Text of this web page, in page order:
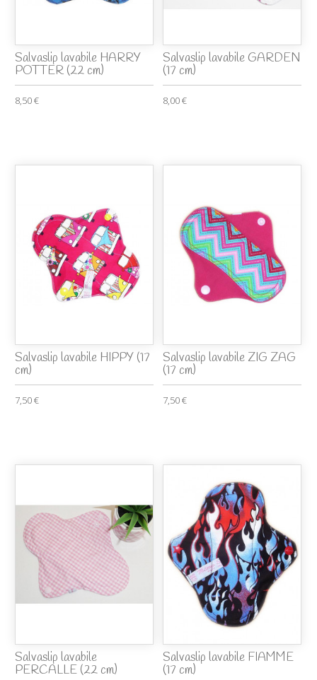
Salvaslip lavabile HARRY
POTTER (22 cm)
8,50 €
Salvaslip lavabile GARDEN
(17 cm)
8,00 €
Salvaslip lavabile HIPPY (17
cm)
7,50 €
Salvaslip lavabile ZIG ZAG
(17 cm)
7,50 €
Salvaslip lavabile
PERCALLE (22 cm)
Salvaslip lavabile FIAMME
(17 cm)